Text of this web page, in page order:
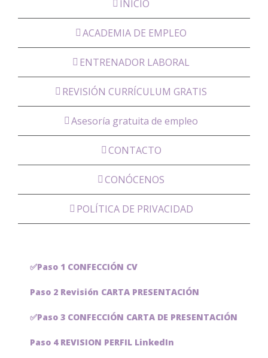
INICIO
ACADEMIA DE EMPLEO
ENTRENADOR LABORAL
REVISIÓN CURRÍCULUM GRATIS
Asesoría gratuita de empleo
CONTACTO
CONÓCENOS
POLÍTICA DE PRIVACIDAD
✅Paso 1 CONFECCIÓN CV
Paso 2 Revisión CARTA PRESENTACIÓN
✅Paso 3 CONFECCIÓN CARTA DE PRESENTACIÓN
Paso 4 REVISION PERFIL LinkedIn